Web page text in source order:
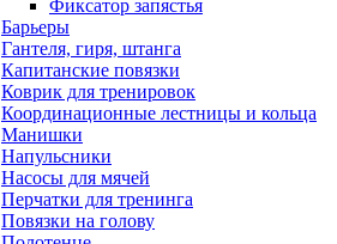
Фиксатор запястья
Барьеры
Гантеля, гиря, штанга
Капитанские повязки
Коврик для тренировок
Координационные лестницы и кольца
Манишки
Напульсники
Насосы для мячей
Перчатки для тренинга
Повязки на голову